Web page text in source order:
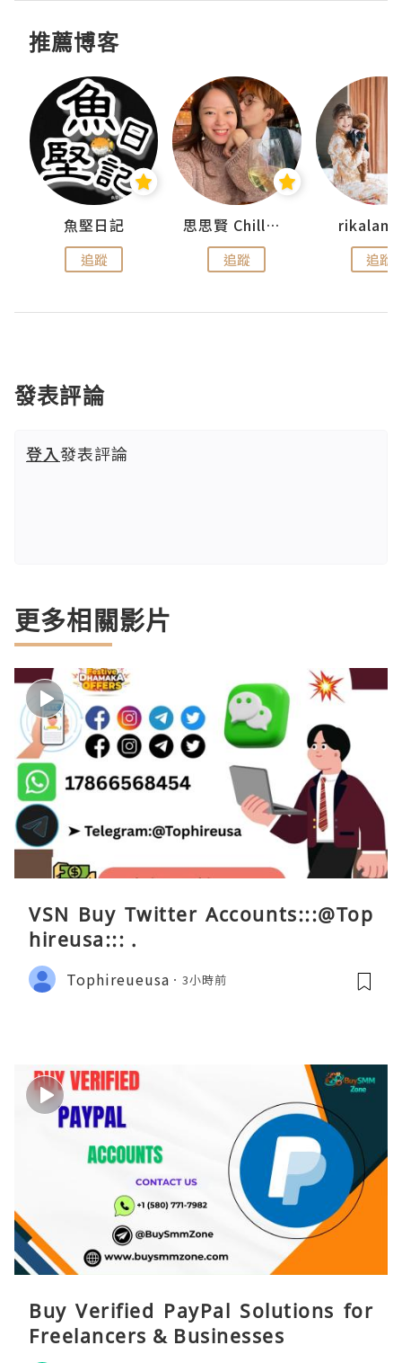
推薦博客
魚堅日記
追蹤
思思賢 ChillMyBabe
追蹤 追蹤
發表評論
登入發表評論
更多相關影片
VSN Buy Twitter Accounts:::@Top
hireusa::: .
Tophireueusa 3小時前
Buy Verified PayPal Solutions for
Freelancers & Businesses